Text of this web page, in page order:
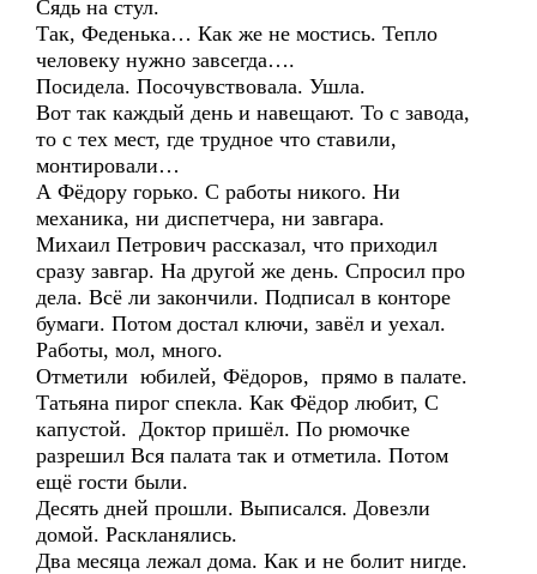
Сядь на стул.
Так, Феденька… Как же не мостись. Тепло
человеку нужно завсегда….
Посидела. Посочувствовала. Ушла.
Вот так каждый день и навещают. То с завода,
то с тех мест, где трудное что ставили,
монтировали…
А Фёдору горько. С работы никого. Ни
механика, ни диспетчера, ни завгара.
Михаил Петрович рассказал, что приходил
сразу завгар. На другой же день. Спросил про
дела. Всё ли закончили. Подписал в конторе
бумаги. Потом достал ключи, завёл и уехал.
Работы, мол, много.
Отметили юбилей, Фёдоров, прямо в палате.
Татьяна пирог спекла. Как Фёдор любит, С
капустой. Доктор пришёл. По рюмочке
разрешил Вся палата так и отметила. Потом
ещё гости были.
Десять дней прошли. Выписался. Довезли
домой. Раскланялись.
Два месяца лежал дома. Как и не болит нигде.